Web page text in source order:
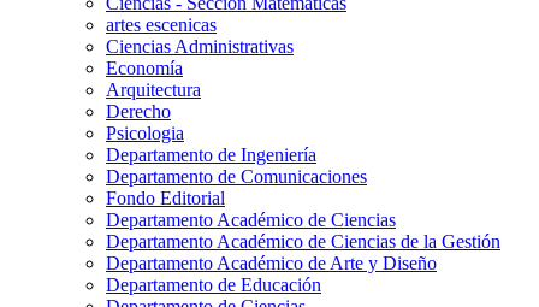
artes escenicas
Ciencias Administrativas
Economía
Arquitectura
Derecho
Psicologia
Departamento de Ingeniería
Departamento de Comunicaciones
Fondo Editorial
Departamento Académico de Ciencias
Departamento Académico de Ciencias de la Gestión
Departamento Académico de Arte y Diseño
Departamento de Educación